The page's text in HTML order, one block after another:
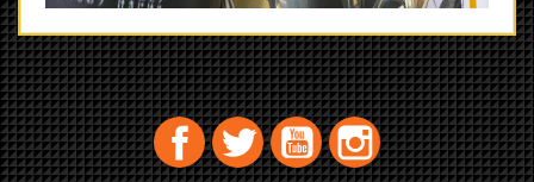
FacebookTwitterYouTubeInstagram